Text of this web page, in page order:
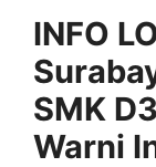
INFO
SMK
Warni